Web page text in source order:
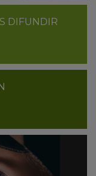
DIFUNDIR